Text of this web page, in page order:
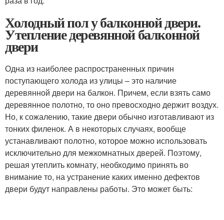
Холодный пол у балконной двери.
Утепление деревянной балконной
двери
Одна из наиболее распространенных причин
поступающего холода из улицы – это наличие
деревянной двери на балкон. Причем, если взять само
деревянное полотно, то оно превосходно держит воздух.
Но, к сожалению, такие двери обычно изготавливают из
тонких филенок. А в некоторых случаях, вообще
устанавливают полотно, которое можно использовать
исключительно для межкомнатных дверей. Поэтому,
решая утеплить комнату, необходимо принять во
внимание то, на устранение каких именно дефектов
двери будут направлены работы. Это может быть: